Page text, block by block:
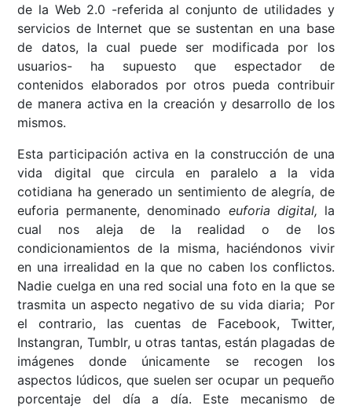
de la Web 2.0 -referida al conjunto de utilidades y
servicios de Internet que se sustentan en una base
de datos, la cual puede ser modificada por los
usuarios- ha supuesto que espectador de
contenidos elaborados por otros pueda contribuir
de manera activa en la creación y desarrollo de los
mismos.
Esta participación activa en la construcción de una
vida digital que circula en paralelo a la vida
cotidiana ha generado un sentimiento de alegría, de
euforia permanente, denominado euforia digital, la
cual nos aleja de la realidad o de los
condicionamientos de la misma, haciéndonos vivir
en una irrealidad en la que no caben los conflictos.
Nadie cuelga en una red social una foto en la que se
trasmita un aspecto negativo de su vida diaria; Por
el contrario, las cuentas de Facebook, Twitter,
Instangran, Tumblr, u otras tantas, están plagadas de
imágenes donde únicamente se recogen los
aspectos lúdicos, que suelen ser ocupar un pequeño
porcentaje del día a día. Este mecanismo de